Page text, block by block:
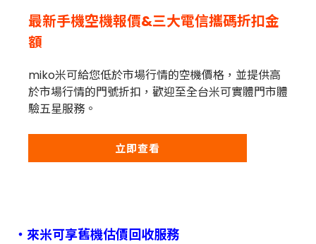
最新手機空機報價&三大電信攜碼折扣金
額
miko米可給您低於市場行情的空機價格，並提供高
於市場行情的門號折扣，歡迎至全台米可實體門市體
驗五星服務。
立即查看
・ 來米可享舊機估價回收服務